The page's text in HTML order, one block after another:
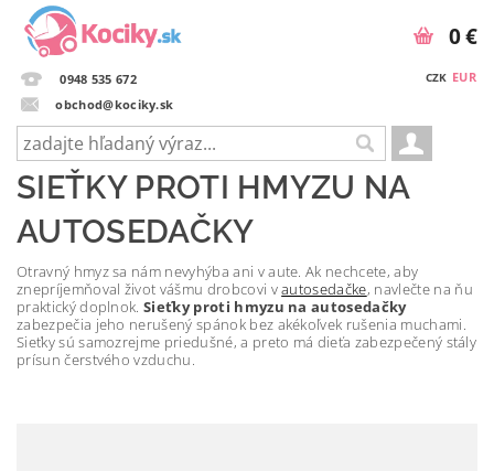
0948 535 672
obchod@kociky.sk
CZK EUR
0 €
SIEŤKY PROTI HMYZU NA
AUTOSEDAČKY
Otravný hmyz sa nám nevyhýba ani v aute. Ak nechcete, aby
znepríjemňoval život vášmu drobcovi vautosedačke, navlečte na ňu
praktický doplnok.Sieťky proti hmyzu na autosedačky
zabezpečia jeho nerušený spánok bez akékoľvek rušenia muchami.
Sieťky sú samozrejme priedušné, a preto má dieťa zabezpečený stály
prísun čerstvého vzduchu.